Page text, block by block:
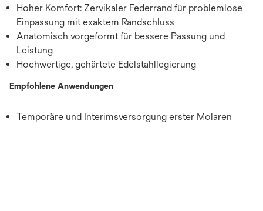
Hoher Komfort: Zervikaler Federrand für problemlose
Einpassung mit exaktem Randschluss
Anatomisch vorgeformt für bessere Passung und
Leistung
Hochwertige, gehärtete Edelstahllegierung
Empfohlene Anwendungen
Temporäre und Interimsversorgung erster Molaren